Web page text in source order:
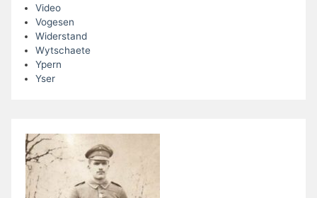
Video
Vogesen
Widerstand
Wytschaete
Ypern
Yser